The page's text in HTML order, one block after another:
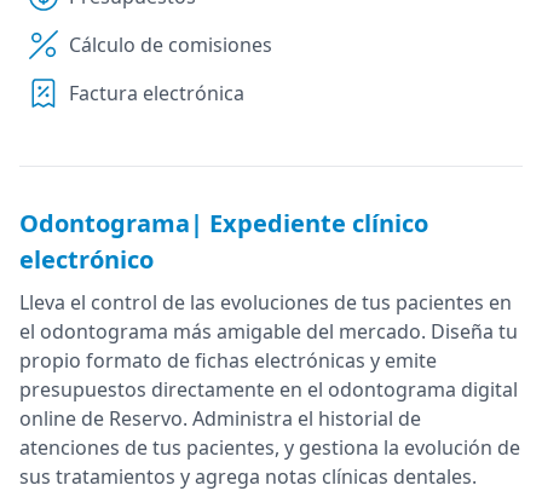
Cálculo de comisiones
Factura electrónica
Odontograma| Expediente clínico
electrónico
Lleva el control de las evoluciones de tus pacientes en
el odontograma más amigable del mercado. Diseña tu
propio formato de fichas electrónicas y emite
presupuestos directamente en el odontograma digital
online de Reservo. Administra el historial de
atenciones de tus pacientes, y gestiona la evolución de
sus tratamientos y agrega notas clínicas dentales.